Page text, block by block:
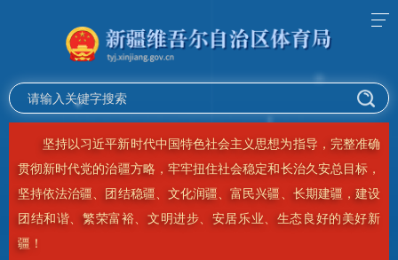
坚持以习近平新时代中国特色社会主义思想为指导，完整准确
贯彻新时代党的治疆方略，牢牢扭住社会稳定和长治久安总目标，
坚持依法治疆、团结稳疆、文化润疆、富民兴疆、长期建疆，建设
团结和谐、繁荣富裕、文明进步、安居乐业、生态良好的美好新
疆！